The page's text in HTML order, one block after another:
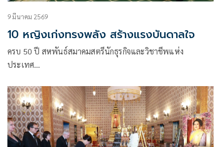
9 มีนาคม 2569
10 หญิงเก่งทรงพลัง สร้างแรงบันดาลใจ
ครบ 50 ปี สหพันธ์สมาคมสตรีนักธุรกิจและวิชาชีพแห่ง
ประเทศ…